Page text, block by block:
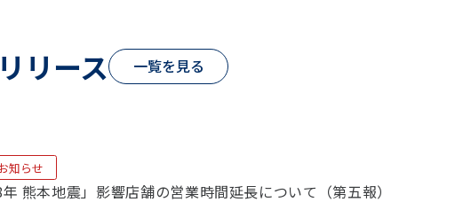
リース 一覧を見る
知らせ
年 熊本地震」影響店舗の営業時間延長について（第五報）